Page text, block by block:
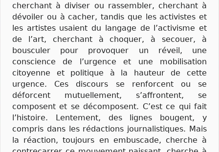
cherchant à diviser ou rassembler, cherchant à
dévoiler ou à cacher, tandis que les activistes et
les artistes usaient du langage de l’activisme et
de l’art, cherchant à choquer, à secouer, à
bousculer pour provoquer un réveil, une
conscience de l’urgence et une mobilisation
citoyenne et politique à la hauteur de cette
urgence. Ces discours se renforcent ou se
déforcent mutuellement, s’affrontent, se
composent et se décomposent. C’est ce qui fait
l’histoire. Lentement, des lignes bougent, y
compris dans les rédactions journalistiques. Mais
la réaction, toujours en embuscade, cherche à